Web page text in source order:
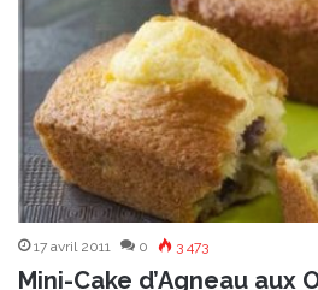
17 avril 2011 0 3 473
Mini-Cake d’Agneau aux